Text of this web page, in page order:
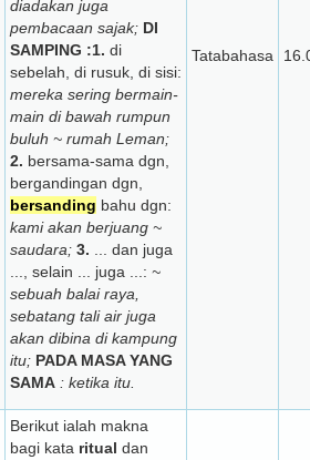
diadakan juga
pembacaan sajak; DI
SAMPING :1. di
sebelah, di rusuk, di sisi:
mereka sering bermain-
main di bawah rumpun
buluh ~ rumah Leman;
2. bersama-sama dgn,
bergandingan dgn,
bersanding bahu dgn:
kami akan berjuang ~
saudara; 3.
... dan juga
..., selain ... juga ...: ~
sebuah balai raya,
sebatang tali air juga
akan dibina di kampung
itu; PADA MASA YANG
SAMA : ketika itu.
Tatabahasa
Berikut ialah makna
bagi kata ritual dan